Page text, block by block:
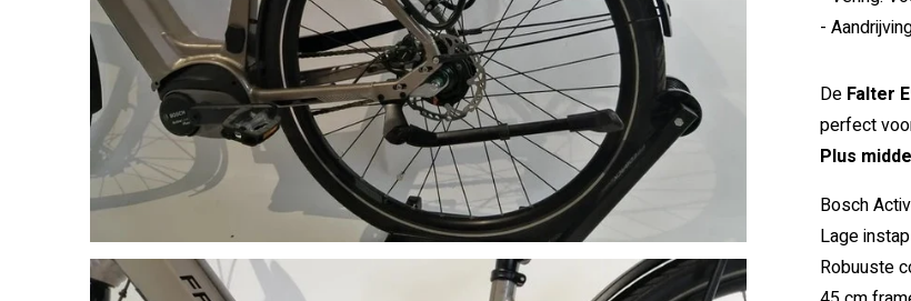
-
De Falter
perfect
Plus
Bosch
Lage
Robuuste